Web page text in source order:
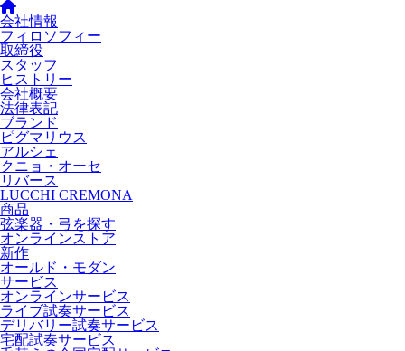
会社情報
フィロソフィー
取締役
スタッフ
ヒストリー
会社概要
法律表記
ブランド
ピグマリウス
アルシェ
クニョ・オーセ
リバース
LUCCHI CREMONA
商品
弦楽器・弓を探す
オンラインストア
新作
オールド・モダン
サービス
オンラインサービス
ライブ試奏サービス
デリバリー試奏サービス
宅配試奏サービス